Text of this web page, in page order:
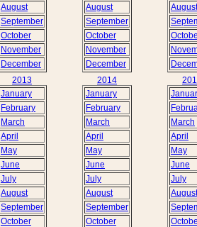
August
September
October
November
December
August
September
October
November
December
August
2013
January
February
March
April
May
June
July
August
September
October
2014
January
February
March
April
May
June
July
August
September
October
March
April
May
June
July
August